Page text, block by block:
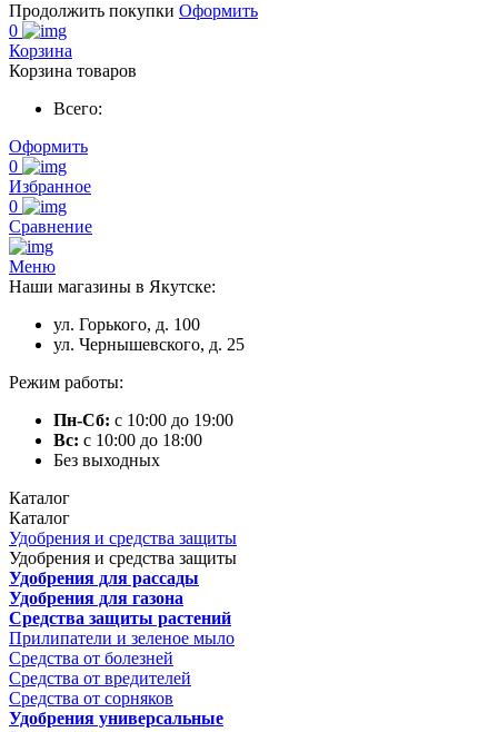
Продолжить покупки Оформить
0
Корзина
Корзина товаров
Всего:
Оформить
0
Избранное
0
Сравнение
Меню
Наши магазины в Якутске:
ул. Горького, д. 100
ул. Чернышевского, д. 25
Режим работы:
Пн-Сб: с 10:00 до 19:00
Вс: с 10:00 до 18:00
Без выходных
Каталог
Каталог
Удобрения и средства защиты
Удобрения и средства защиты
Удобрения для рассады
Удобрения для газона
Средства защиты растений
Прилипатели и зеленое мыло
Средства от болезней
Средства от вредителей
Средства от сорняков
Удобрения универсальные